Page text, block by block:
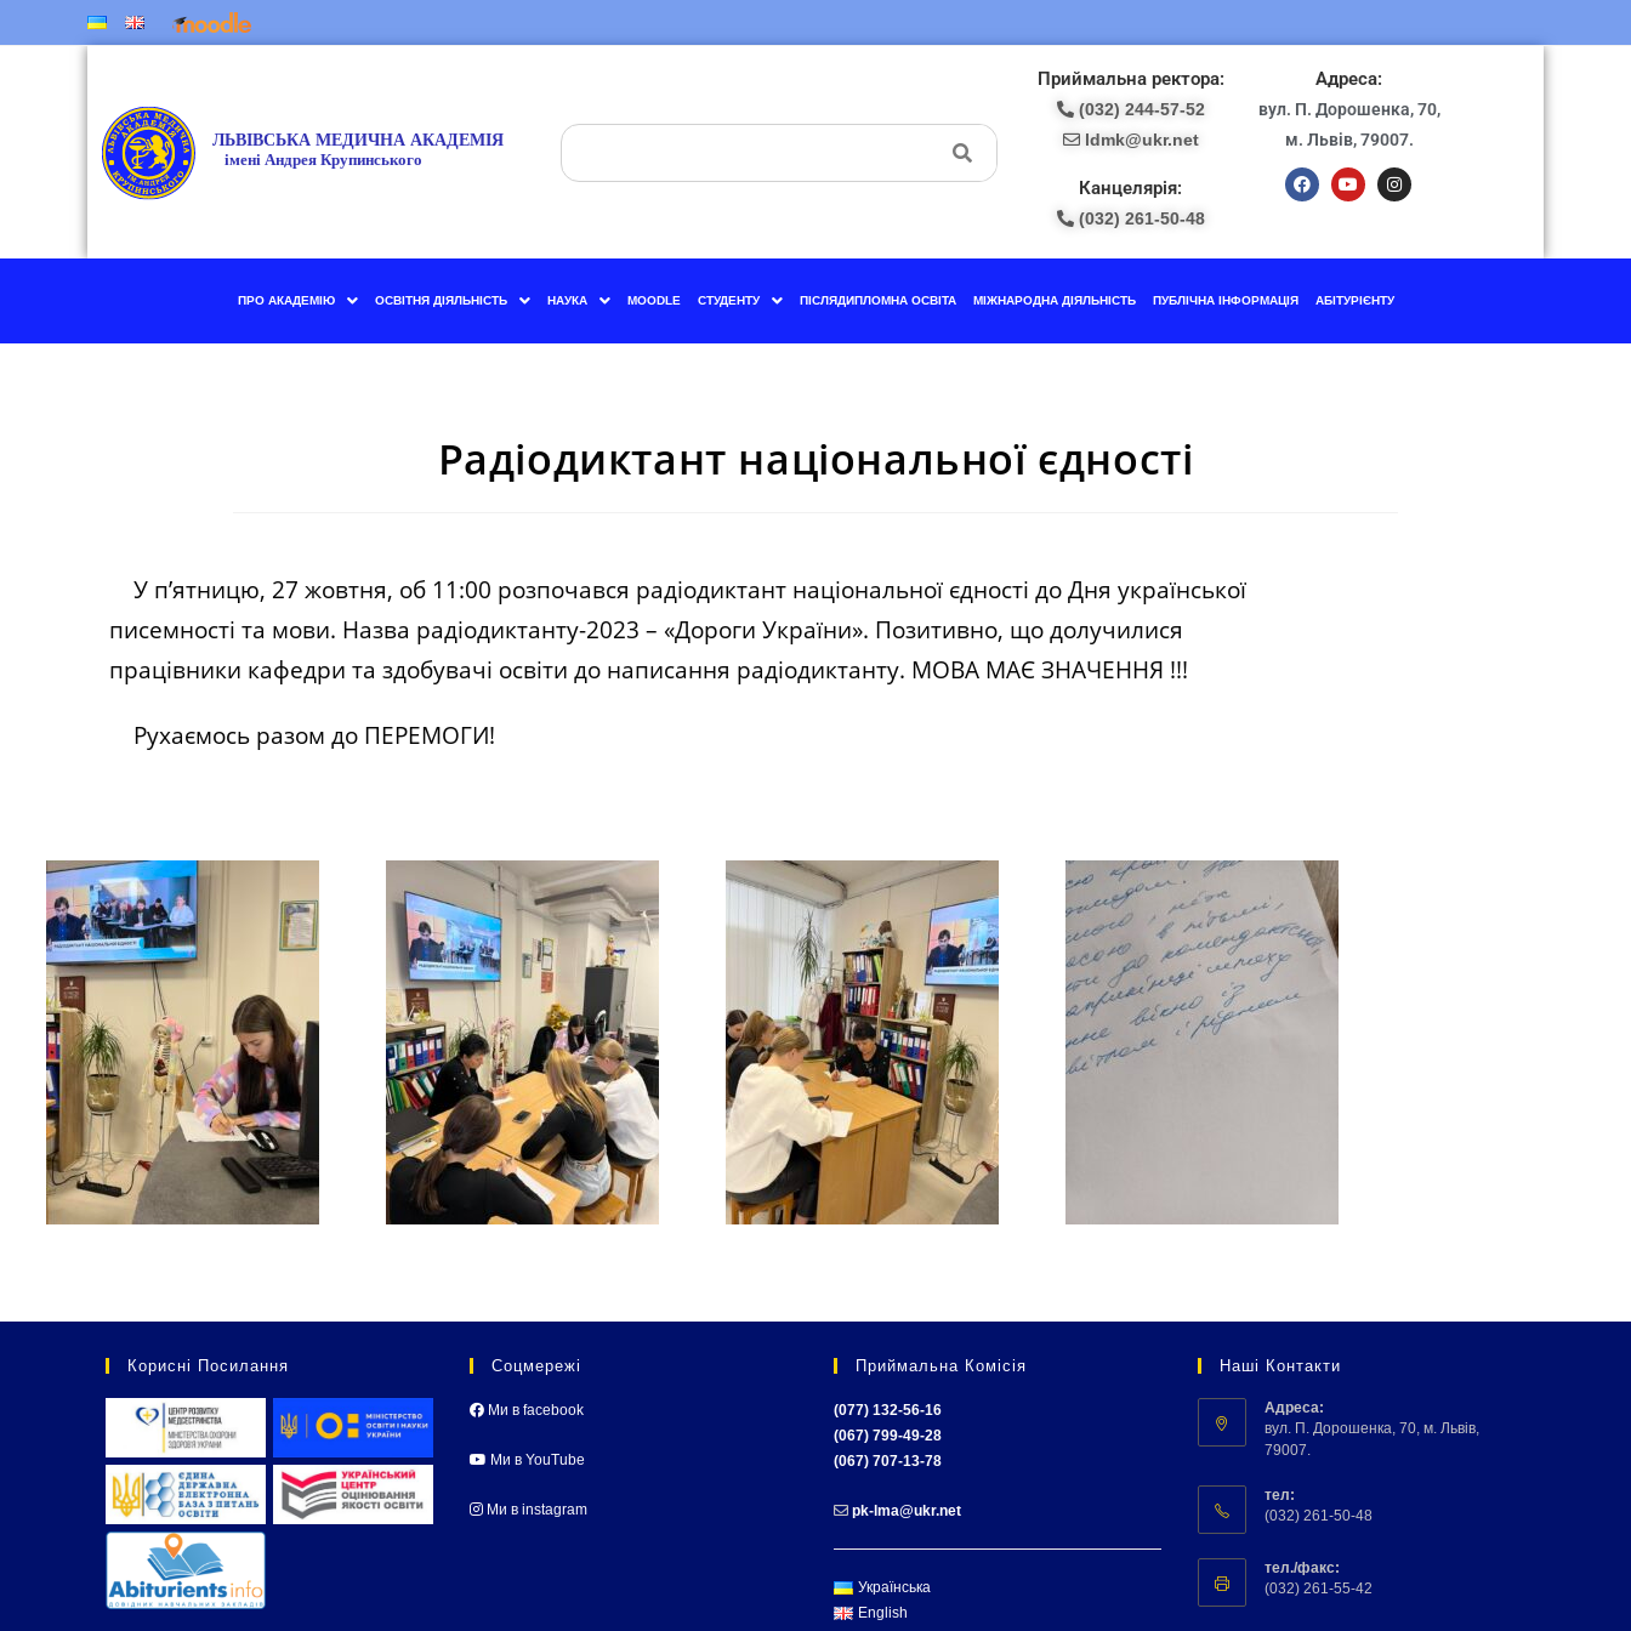
Приймальна ректора:
(032) 244-57-52
ldmk@ukr.net
Канцелярія:
(032) 261-50-48
Адреса:
вул. П. Дорошенка, 70,
м. Львів, 79007.
ПРО АКАДЕМІЮ ОСВІТНЯ ДІЯЛЬНІСТЬ НАУКА MOODLE СТУДЕНТУ ПІСЛЯДИПЛОМНА ОСВІТА МІЖНАРОДНА ДІЯЛЬНІСТЬ ПУБЛІЧНА ІНФОРМАЦІЯ АБІТУРІЄНТУ
Радіодиктант національної єдності
У п’ятницю, 27 жовтня, об 11:00 розпочався радіодиктант національної єдності до Дня української
писемності та мови. Назва радіодиктанту-2023 – «Дороги України». Позитивно, що долучилися
працівники кафедри та здобувачі освіти до написання радіодиктанту. МОВА МАЄ ЗНАЧЕННЯ !!!
Рухаємось разом до ПЕРЕМОГИ!
Корисні Посилання Соцмережі
Ми в facebook
Ми в YouTube
Ми в instagram
Приймальна Комісія
(077) 132-56-16
(067) 799-49-28
(067) 707-13-78
pk-lma@ukr.net
Українська
English
Наші Контакти
Адреса:
вул. П. Дорошенка, 70, м. Львів,
79007.
тел:
(032) 261-50-48
тел./факс:
(032) 261-55-42